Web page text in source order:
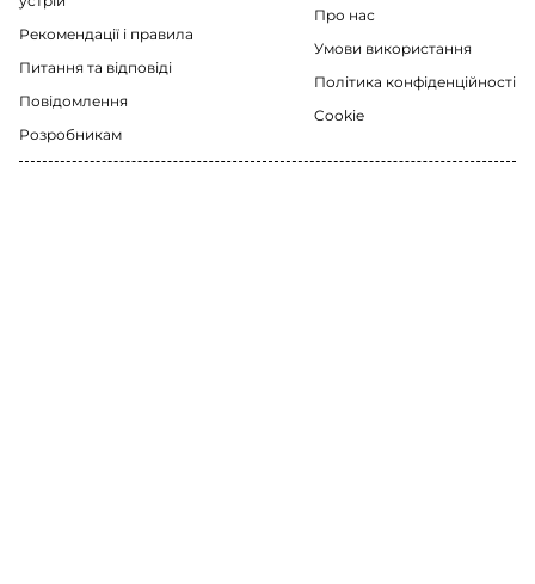
Рекомендації i правила
Питання та відповіді
Повідомлення
Розробникам
Про нас
Умови використання
Політика конфіденційності
Cookie